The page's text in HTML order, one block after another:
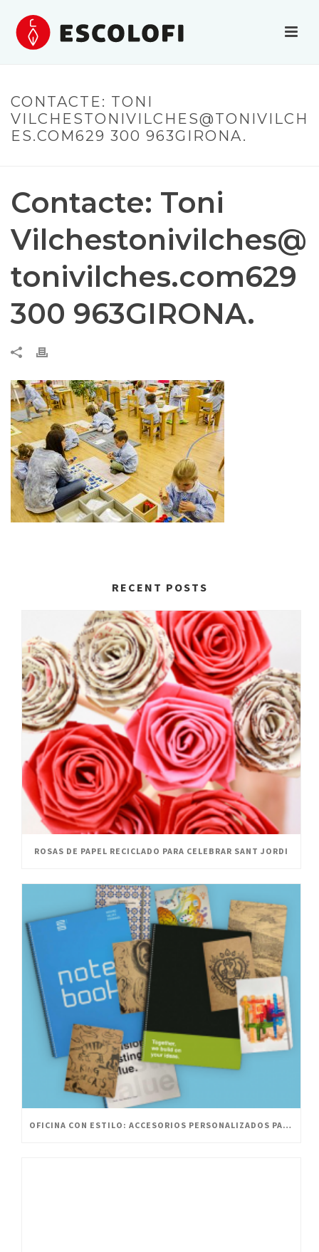
CONTACTE: TONI
VILCHESTONIVILCHES@TONIVILCH
ES.COM629 300 963GIRONA.
Contacte: Toni
Vilchestonivilches@
tonivilches.com629
300 963GIRONA.
RECENT POSTS
ROSAS DE PAPEL RECICLADO PARA CELEBRAR SANT JORDI
OFICINA CON ESTILO: ACCESORIOS PERSONALIZADOS PARA UN ESPACIO INNOVADOR